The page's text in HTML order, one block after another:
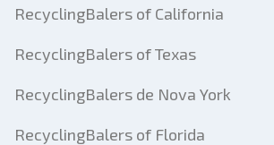
RecyclingBalers of California
RecyclingBalers of Texas
RecyclingBalers de Nova York
RecyclingBalers of Florida